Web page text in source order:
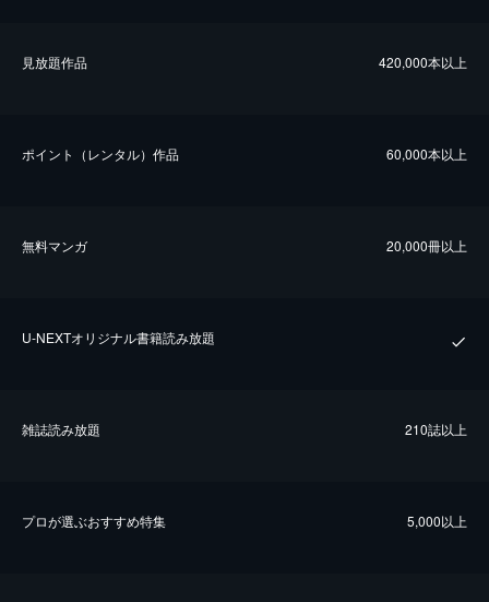
⾒放題作品 420,000本以上
ポイント（レンタル）作品 60,000本以上
無料マンガ 20,000冊以上
U-NEXTオリジナル書籍読み放題
雑誌読み放題 210誌以上
プロが選ぶおすすめ特集 5,000以上